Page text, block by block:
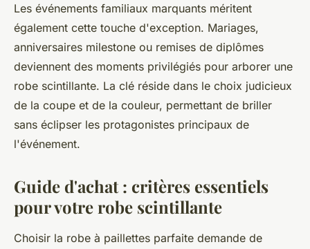
Les événements familiaux marquants méritent
également cette touche d'exception. Mariages,
anniversaires milestone ou remises de diplômes
deviennent des moments privilégiés pour arborer une
robe scintillante. La clé réside dans le choix judicieux
de la coupe et de la couleur, permettant de briller
sans éclipser les protagonistes principaux de
l'événement.
Guide d'achat : critères essentiels
pour votre robe scintillante
Choisir la robe à paillettes parfaite demande de